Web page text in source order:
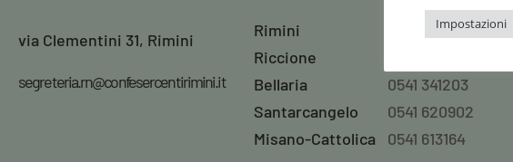
via Clementini 31, Rimini
segreteria.rn@confesercentirimini.it
Rimini
Riccione
Bellaria
Santarcangelo
Misano-Cattolica
0541 52121
0541 341203
0541 620902
0541 613164
Impostazioni